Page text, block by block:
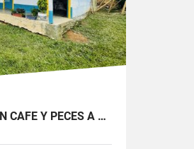
FINCA PRODUCTIVA CON CAFÉ Y PECES A 5 KM DEL PARQUE SAN ROQUE